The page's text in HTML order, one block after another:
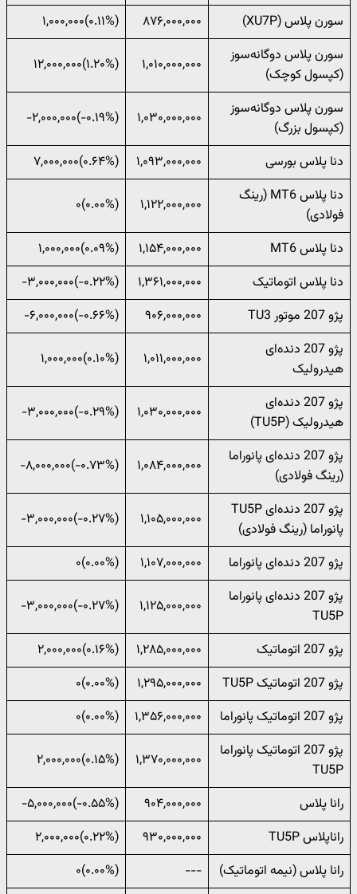
سورن پلاس (XU7P) ۸۷۶,۰۰۰,۰۰۰
(‎۰.۱۱%‌)‎۱,۰۰۰,۰۰۰‌
سورن پلاس دوگانه‌سوز
(کپسول کوچک)
۱,۰۱۰,۰۰۰,۰۰۰ (‎۱.۲۰%‌)‎۱۲,۰۰۰,۰۰۰‌
سورن پلاس دوگانه‌سوز
(کپسول بزرگ)
۱,۰۳۰,۰۰۰,۰۰۰ (‎-۰.۱۹%‌)‎-۲,۰۰۰,۰۰۰‌
دنا پلاس بورسی ۱,۰۹۳,۰۰۰,۰۰۰
(‎۰.۶۴%‌)‎۷,۰۰۰,۰۰۰‌
دنا پلاس MT6 (رینگ
فولادی)
۱,۱۲۲,۰۰۰,۰۰۰ (۰.۰۰%)۰
دنا پلاس MT6 ۱,۱۵۴,۰۰۰,۰۰۰
(‎۰.۰۹%‌)‎۱,۰۰۰,۰۰۰‌
دنا پلاس اتوماتیک
۱,۳۶۱,۰۰۰,۰۰۰
(‎-۰.۲۲%‌)‎-۳,۰۰۰,۰۰۰‌
پژو 207 موتور TU3
۹۰۶,۰۰۰,۰۰۰
(‎-۰.۶۶%‌)‎-۶,۰۰۰,۰۰۰‌
پژو 207 دنده‌ای
هیدرولیک
۱,۰۱۱,۰۰۰,۰۰۰ (‎۰.۱۰%‌)‎۱,۰۰۰,۰۰۰‌
پژو 207 دنده‌ای
هیدرولیک (TU5P)
۱,۰۳۰,۰۰۰,۰۰۰ (‎-۰.۲۹%‌)‎-۳,۰۰۰,۰۰۰‌
پژو 207 دنده‌ای پانوراما
(رینگ فولادی)
۱,۰۸۴,۰۰۰,۰۰۰ (‎-۰.۷۳%‌)‎-۸,۰۰۰,۰۰۰‌
پژو 207 دنده‌ای TU5P
پانوراما (رینگ فولادی)
۱,۱۰۵,۰۰۰,۰۰۰ (‎-۰.۲۷%‌)‎-۳,۰۰۰,۰۰۰‌
پژو 207 دنده‌ای پانوراما ۱,۱۰۷,۰۰۰,۰۰۰
(۰.۰۰%)۰
پژو 207 دنده‌ای پانوراما
TU5P
۱,۱۲۵,۰۰۰,۰۰۰ (‎-۰.۲۷%‌)‎-۳,۰۰۰,۰۰۰‌
پژو 207 اتوماتیک ۱,۲۸۵,۰۰۰,۰۰۰
(‎۰.۱۶%‌)‎۲,۰۰۰,۰۰۰‌
پژو 207 اتوماتیک TU5P
۱,۲۹۵,۰۰۰,۰۰۰
(۰.۰۰%)۰
پژو 207 اتوماتیک پانوراما
۱,۳۵۶,۰۰۰,۰۰۰
(۰.۰۰%)۰
پژو 207 اتوماتیک پانوراما
TU5P
۱,۳۷۰,۰۰۰,۰۰۰ (‎۰.۱۵%‌)‎۲,۰۰۰,۰۰۰‌
رانا پلاس ۹۰۴,۰۰۰,۰۰۰
(‎-۰.۵۵%‌)‎-۵,۰۰۰,۰۰۰‌
راناپلاس TU5P
۹۳۰,۰۰۰,۰۰۰
(‎۰.۲۲%‌)‎۲,۰۰۰,۰۰۰‌
رانا پلاس (نیمه اتوماتیک)
---
(۰.۰۰%)۰